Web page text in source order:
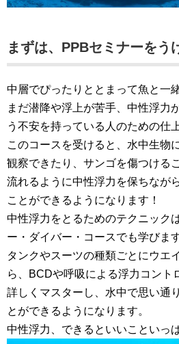
まずは、PPBセミナーをう
中層でぴったりととまって魚と一
まだ潜降や浮上が苦手、中性浮力
う不安を持っている人のための仕
このコースを受けると、水中生物
観察できたり、サンゴを傷つける
流れるように中性浮力を保ちなが
ことができるようになります！
中性浮力をとるためのテクニック
ー・ダイバー・コースでも学びま
タンクやスーツの種類ごとにウエ
ら、BCDや呼吸による浮力コント
詳しくマスターし、水中で思い通
とができるようになります。
中性浮力、できるといいこといっ